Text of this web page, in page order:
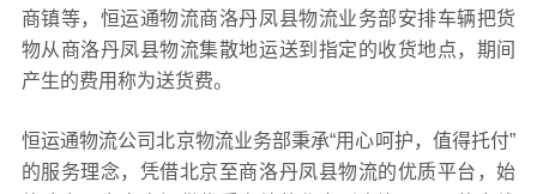
商镇等，恒运通物流商洛丹凤县物流业务部安排车辆把货
物从商洛丹凤县物流集散地运送到指定的收货地点，期间
产生的费用称为送货费。
恒运通物流公司北京物流业务部秉承“用心呵护，值得托付”
的服务理念，凭借北京至商洛丹凤县物流的优质平台，始